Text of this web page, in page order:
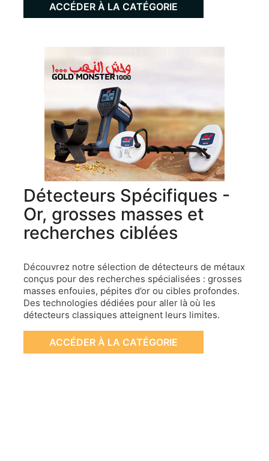
ACCÉDER À LA CATÉGORIE
Détecteurs Spécifiques -
Or, grosses masses et
recherches ciblées
Découvrez notre sélection de détecteurs de métaux
conçus pour des recherches spécialisées : grosses
masses enfouies, pépites d’or ou cibles profondes.
Des technologies dédiées pour aller là où les
détecteurs classiques atteignent leurs limites.
ACCÉDER À LA CATÉGORIE